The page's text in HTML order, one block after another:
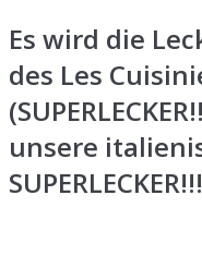
Es wird die
des Les
unsere